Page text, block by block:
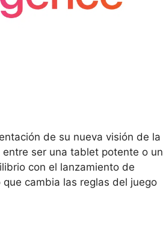
de su nueva visión de la
ser una tablet potente o un
con el lanzamiento de
cambia las reglas del juego